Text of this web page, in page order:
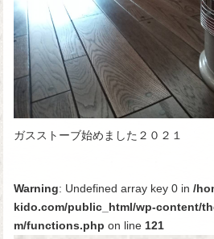
ガスストーブ始めました２０２１
Warning: Undefined array key 0 in /
kido.com/public_html/wp-content/
m/functions.php on line 121